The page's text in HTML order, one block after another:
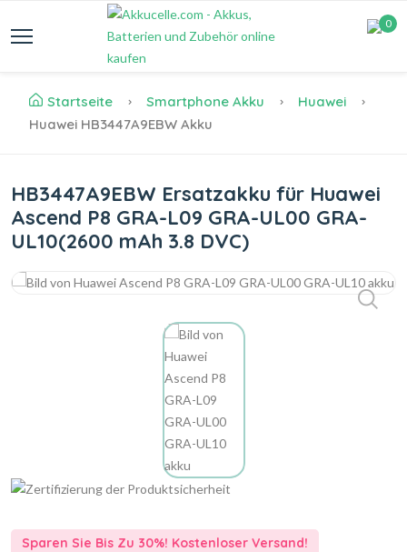
0
Startseite Smartphone Akku
Huawei
Huawei HB3447A9EBW Akku
HB3447A9EBW Ersatzakku für Huawei
Ascend P8 GRA-L09 GRA-UL00 GRA-
UL10(2600 mAh 3.8 DVC)
Sparen Sie Bis Zu 30%! Kostenloser Versand!